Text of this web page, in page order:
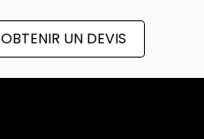
OBTENIR UN DEVIS